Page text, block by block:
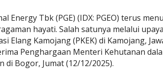
Energy Tbk (PGE) (IDX: PGEO) terus
hayati. Salah satunya melalui
Elang Kamojang (PKEK) di Kamojang,
Penghargaan Menteri Kehutanan
di Bogor, Jumat (12/12/2025).